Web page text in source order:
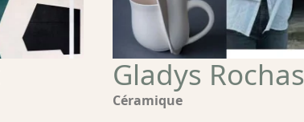
Gladys Rochas
Céramique